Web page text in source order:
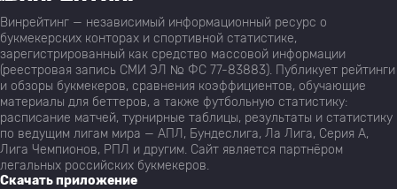
Винрейтинг — независимый информационный ресурс о
букмекерских конторах и спортивной статистике,
зарегистрированный как средство массовой информации
(реестровая запись СМИ ЭЛ № ФС 77-83883). Публикует рейтинги
и обзоры букмекеров, сравнения коэффициентов, обучающие
материалы для беттеров, а также футбольную статистику:
расписание матчей, турнирные таблицы, результаты и статистику
по ведущим лигам мира — АПЛ, Бундеслига, Ла Лига, Серия А,
Лига Чемпионов, РПЛ и другим. Сайт является партнёром
легальных российских букмекеров.
Скачать приложение